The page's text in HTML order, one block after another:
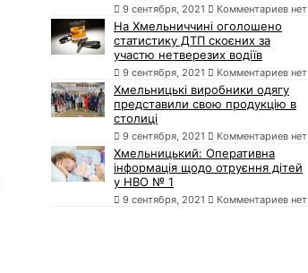
9 сентября, 2021 Комментариев нет
На Хмельниччині оголошено
статистику ДТП скоєних за
участю нетверезих водіїв
9 сентября, 2021 Комментариев нет
Хмельницькі виробники одягу
представили свою продукцію в
столиці
9 сентября, 2021 Комментариев нет
Хмельницький: Оперативна
інформація щодо отруєння дітей
у НВО № 1
9 сентября, 2021 Комментариев нет